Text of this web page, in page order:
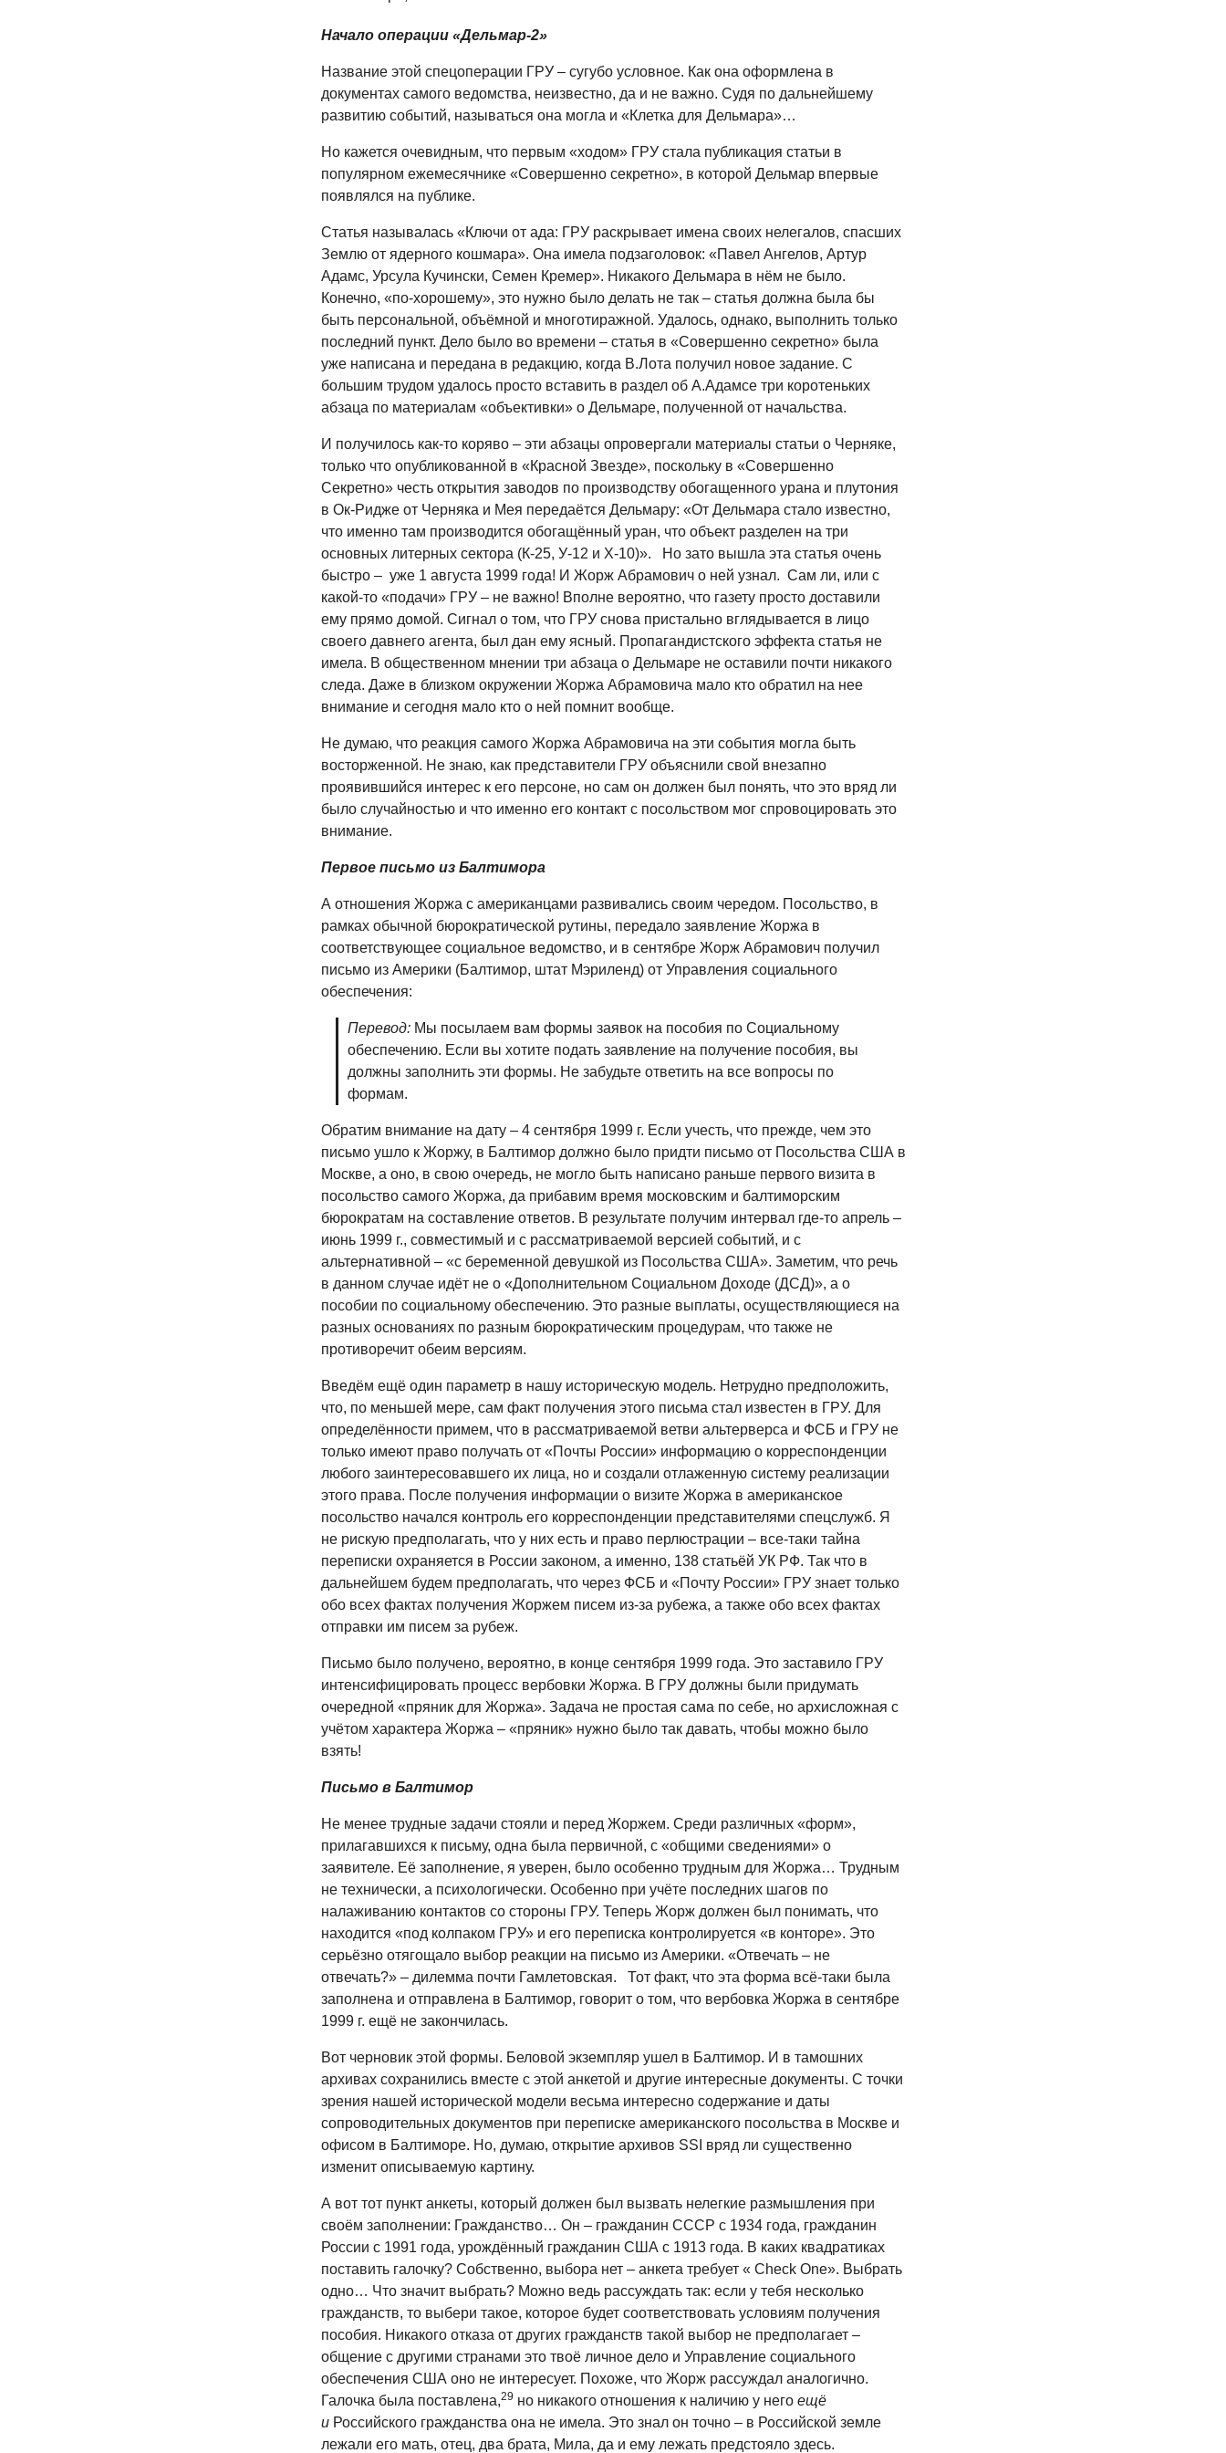
Начало операции «Дельмар-2»
Название этой спецоперации ГРУ – сугубо условное. Как она оформлена в
документах самого ведомства, неизвестно, да и не важно. Судя по дальнейшему
развитию событий, называться она могла и «Клетка для Дельмара»…
Но кажется очевидным, что первым «ходом» ГРУ стала публикация статьи в
популярном ежемесячнике «Совершенно секретно», в которой Дельмар впервые
появлялся на публике.
Статья называлась «Ключи от ада: ГРУ раскрывает имена своих нелегалов, спасших
Землю от ядерного кошмара». Она имела подзаголовок: «Павел Ангелов, Артур
Адамс, Урсула Кучински, Семен Кремер». Никакого Дельмара в нём не было.
Конечно, «по-хорошему», это нужно было делать не так – статья должна была бы
быть персональной, объёмной и многотиражной. Удалось, однако, выполнить только
последний пункт. Дело было во времени – статья в «Совершенно секретно» была
уже написана и передана в редакцию, когда В.Лота получил новое задание. С
большим трудом удалось просто вставить в раздел об А.Адамсе три коротеньких
абзаца по материалам «объективки» о Дельмаре, полученной от начальства.
И получилось как-то коряво – эти абзацы опровергали материалы статьи о Черняке,
только что опубликованной в «Красной Звезде», поскольку в «Совершенно
Секретно» честь открытия заводов по производству обогащенного урана и плутония
в Ок-Ридже от Черняка и Мея передаётся Дельмару: «От Дельмара стало известно,
что именно там производится обогащённый уран, что объект разделен на три
основных литерных сектора (К-25, У-12 и Х-10)». Но зато вышла эта статья очень
быстро – уже 1 августа 1999 года! И Жорж Абрамович о ней узнал. Сам ли, или с
какой-то «подачи» ГРУ – не важно! Вполне вероятно, что газету просто доставили
ему прямо домой. Сигнал о том, что ГРУ снова пристально вглядывается в лицо
своего давнего агента, был дан ему ясный. Пропагандистского эффекта статья не
имела. В общественном мнении три абзаца о Дельмаре не оставили почти никакого
следа. Даже в близком окружении Жоржа Абрамовича мало кто обратил на нее
внимание и сегодня мало кто о ней помнит вообще.
Не думаю, что реакция самого Жоржа Абрамовича на эти события могла быть
восторженной. Не знаю, как представители ГРУ объяснили свой внезапно
проявившийся интерес к его персоне, но сам он должен был понять, что это вряд ли
было случайностью и что именно его контакт с посольством мог спровоцировать это
внимание.
Первое письмо из Балтимора
А отношения Жоржа с американцами развивались своим чередом. Посольство, в
рамках обычной бюрократической рутины, передало заявление Жоржа в
соответствующее социальное ведомство, и в сентябре Жорж Абрамович получил
письмо из Америки (Балтимор, штат Мэриленд) от Управления социального
обеспечения:
Перевод: Мы посылаем вам формы заявок на пособия по Социальному
обеспечению. Если вы хотите подать заявление на получение пособия, вы
должны заполнить эти формы. Не забудьте ответить на все вопросы по
формам.
Обратим внимание на дату – 4 сентября 1999 г. Если учесть, что прежде, чем это
письмо ушло к Жоржу, в Балтимор должно было придти письмо от Посольства США в
Москве, а оно, в свою очередь, не могло быть написано раньше первого визита в
посольство самого Жоржа, да прибавим время московским и балтиморским
бюрократам на составление ответов. В результате получим интервал где-то апрель –
июнь 1999 г., совместимый и с рассматриваемой версией событий, и с
альтернативной – «с беременной девушкой из Посольства США». Заметим, что речь
в данном случае идёт не о «Дополнительном Социальном Доходе (ДСД)», а о
пособии по социальному обеспечению. Это разные выплаты, осуществляющиеся на
разных основаниях по разным бюрократическим процедурам, что также не
противоречит обеим версиям.
Введём ещё один параметр в нашу историческую модель. Нетрудно предположить,
что, по меньшей мере, сам факт получения этого письма стал известен в ГРУ. Для
определённости примем, что в рассматриваемой ветви альтерверса и ФСБ и ГРУ не
только имеют право получать от «Почты России» информацию о корреспонденции
любого заинтересовавшего их лица, но и создали отлаженную систему реализации
этого права. После получения информации о визите Жоржа в американское
посольство начался контроль его корреспонденции представителями спецслужб. Я
не рискую предполагать, что у них есть и право перлюстрации – все-таки тайна
переписки охраняется в России законом, а именно, 138 статьёй УК РФ. Так что в
дальнейшем будем предполагать, что через ФСБ и «Почту России» ГРУ знает только
обо всех фактах получения Жоржем писем из-за рубежа, а также обо всех фактах
отправки им писем за рубеж.
Письмо было получено, вероятно, в конце сентября 1999 года. Это заставило ГРУ
интенсифицировать процесс вербовки Жоржа. В ГРУ должны были придумать
очередной «пряник для Жоржа». Задача не простая сама по себе, но архисложная с
учётом характера Жоржа – «пряник» нужно было так давать, чтобы можно было
взять!
Письмо в Балтимор
Не менее трудные задачи стояли и перед Жоржем. Среди различных «форм»,
прилагавшихся к письму, одна была первичной, с «общими сведениями» о
заявителе. Её заполнение, я уверен, было особенно трудным для Жоржа… Трудным
не технически, а психологически. Особенно при учёте последних шагов по
налаживанию контактов со стороны ГРУ. Теперь Жорж должен был понимать, что
находится «под колпаком ГРУ» и его переписка контролируется «в конторе». Это
серьёзно отягощало выбор реакции на письмо из Америки. «Отвечать – не
отвечать?» – дилемма почти Гамлетовская. Тот факт, что эта форма всё-таки была
заполнена и отправлена в Балтимор, говорит о том, что вербовка Жоржа в сентябре
1999 г. ещё не закончилась.
Вот черновик этой формы. Беловой экземпляр ушел в Балтимор. И в тамошних
архивах сохранились вместе с этой анкетой и другие интересные документы. С точки
зрения нашей исторической модели весьма интересно содержание и даты
сопроводительных документов при переписке американского посольства в Москве и
офисом в Балтиморе. Но, думаю, открытие архивов SSI вряд ли существенно
изменит описываемую картину.
А вот тот пункт анкеты, который должен был вызвать нелегкие размышления при
своём заполнении: Гражданство… Он – гражданин СССР с 1934 года, гражданин
России с 1991 года, урождённый гражданин США с 1913 года. В каких квадратиках
поставить галочку? Собственно, выбора нет – анкета требует « Check One». Выбрать
одно… Что значит выбрать? Можно ведь рассуждать так: если у тебя несколько
гражданств, то выбери такое, которое будет соответствовать условиям получения
пособия. Никакого отказа от других гражданств такой выбор не предполагает –
общение с другими странами это твоё личное дело и Управление социального
обеспечения США оно не интересует. Похоже, что Жорж рассуждал аналогично.
Галочка была поставлена,29 но никакого отношения к наличию у него ещё
и Российского гражданства она не имела. Это знал он точно – в Российской земле
лежали его мать, отец, два брата, Мила, да и ему лежать предстояло здесь.